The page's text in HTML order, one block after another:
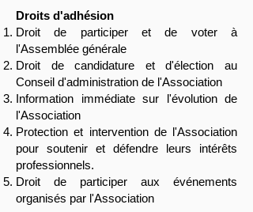
Droits d'adhésion
Droit de participer et de voter à
l'Assemblée générale
Droit de candidature et d'élection au
Conseil d'administration de l'Association
Information immédiate sur l'évolution de
l'Association
Protection et intervention de l'Association
pour soutenir et défendre leurs intérêts
professionnels.
Droit de participer aux événements
organisés par l'Association